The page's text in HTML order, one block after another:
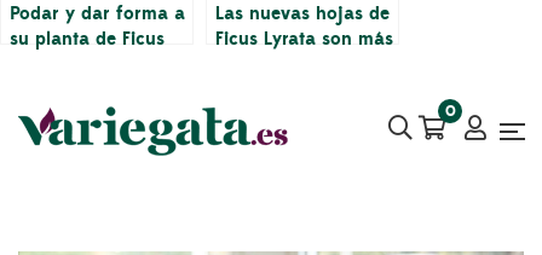
Podar y dar forma a
su planta de Ficus
saludable
Las nuevas hojas de
Ficus Lyrata son más
0